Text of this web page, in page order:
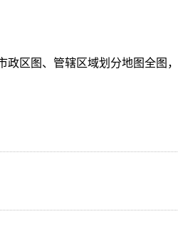
政区图、管辖区域划分地图全图